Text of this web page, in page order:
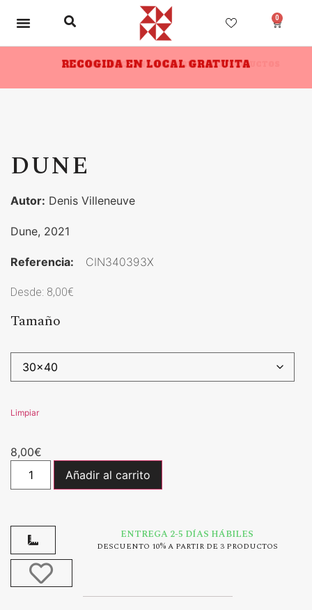
0
10% DESCUENTO A PARTIR DE 3 PRODUCTOS
RECOGIDA EN LOCAL GRATUITA
DUNE
Autor: Denis Villeneuve
Dune, 2021
Referencia: CIN340393X
Desde: 8,00€
Tamaño
Limpiar
8,00€
Añadir al carrito
ENTREGA 2-5 DÍAS HÁBILES
DESCUENTO 10% A PARTIR DE 3 PRODUCTOS